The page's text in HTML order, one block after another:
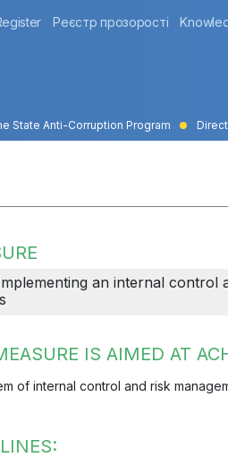
Реєстр прозорості
State Anti-Corruption Program
an internal control
IS AIMED AT
of internal control and risk